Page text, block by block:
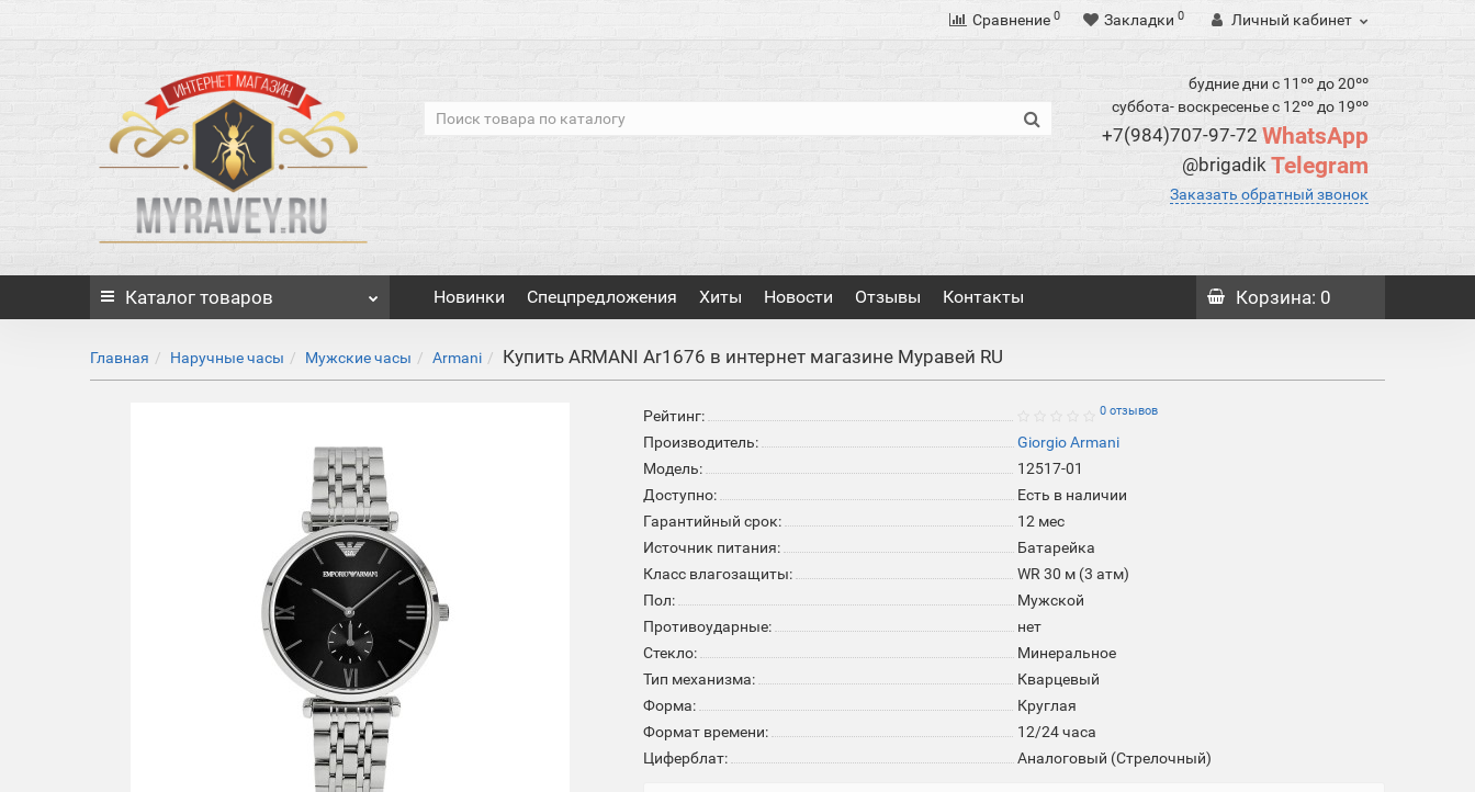
Сравнение 0 Закладки 0 Личный кабинет
будние дни с 11ºº до 20ºº
суббота- воскресенье с 12ºº до 19ºº
+7(984)707-97-72 WhatsApp
@brigadikTelegram
Заказать обратный звонок
Каталог товаров Новинки Спецпредложения Хиты Новости Отзывы Контакты Корзина: 0
Главная Наручные часы Мужские часы Armani Купить ARMANI Ar1676 в интернет магазине Муравей RU
Рейтинг: 0 отзывов
Производитель:
Giorgio Armani
Модель:
12517-01
Доступно:
Есть в наличии
Гарантийный срок:
12 мес
Источник питания:
Батарейка
Класс влагозащиты:
WR 30 м (3 атм)
Пол:
Мужской
Противоударные:
нет
Стекло:
Минеральное
Тип механизма:
Кварцевый
Форма:
Круглая
Формат времени:
12/24 часа
Циферблат:
Аналоговый (Стрелочный)